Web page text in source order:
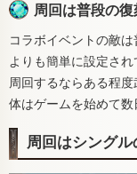
周回は普段の
コラボイベントの敵
よりも簡単に設定さ
周回するならある程
体はゲームを始めて数
周回はシング